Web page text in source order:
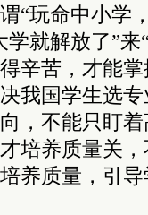
“玩命中小学
就解放了”
辛苦，才能
我国学生选
，不能只盯
培养质量关
养质量，引